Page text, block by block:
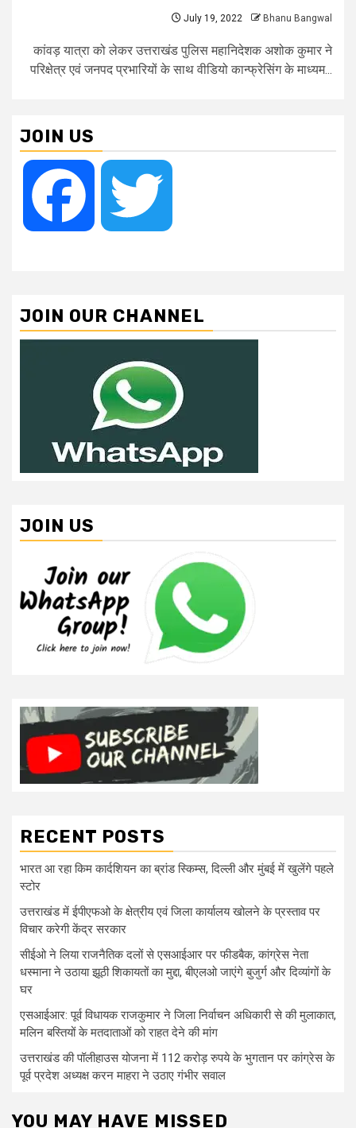
July 19, 2022 Bhanu Bangwal
कांवड़ यात्रा को लेकर उत्तराखंड पुलिस महानिदेशक अशोक कुमार ने
परिक्षेत्र एवं जनपद प्रभारियों के साथ वीडियो कान्फ्रेसिंग के माध्यम...
JOIN US
Facebook
JOIN OUR CHANNEL
JOIN US
RECENT POSTS
भारत आ रहा किम कार्दशियन का ब्रांड स्किम्स, दिल्ली और मुंबई में खुलेंगे पहले
स्टोर
उत्तराखंड में ईपीएफओ के क्षेत्रीय एवं जिला कार्यालय खोलने के प्रस्ताव पर
विचार करेगी केंद्र सरकार
सीईओ ने लिया राजनैतिक दलों से एसआईआर पर फीडबैक, कांग्रेस नेता
धस्माना ने उठाया झूठी शिकायतों का मुद्दा, बीएलओ जाएंगे बुजुर्ग और दिव्यांगों के
घर
एसआईआर: पूर्व विधायक राजकुमार ने जिला निर्वाचन अधिकारी से की मुलाकात,
मलिन बस्तियों के मतदाताओं को राहत देने की मांग
उत्तराखंड की पॉलीहाउस योजना में 112 करोड़ रुपये के भुगतान पर कांग्रेस के
पूर्व प्रदेश अध्यक्ष करन माहरा ने उठाए गंभीर सवाल
YOU MAY HAVE MISSED